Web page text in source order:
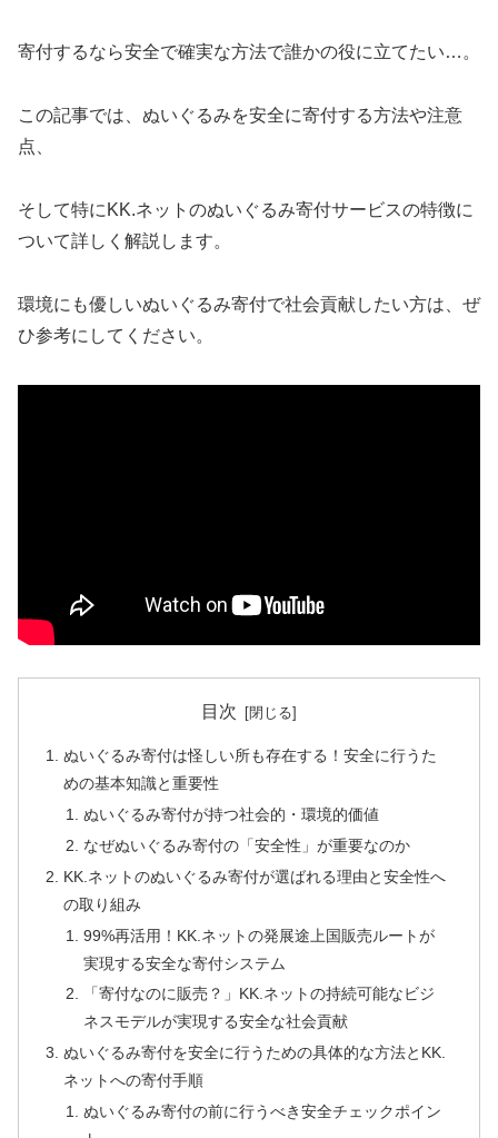
寄付するなら安全で確実な方法で誰かの役に立てたい…。
この記事では、ぬいぐるみを安全に寄付する方法や注意
点、
そして特にKK.ネットのぬいぐるみ寄付サービスの特徴に
ついて詳しく解説します。
環境にも優しいぬいぐるみ寄付で社会貢献したい方は、ぜ
ひ参考にしてください。
目次
ぬいぐるみ寄付は怪しい所も存在する！安全に行うた
めの基本知識と重要性
ぬいぐるみ寄付が持つ社会的・環境的価値
なぜぬいぐるみ寄付の「安全性」が重要なのか
KK.ネットのぬいぐるみ寄付が選ばれる理由と安全性へ
の取り組み
99%再活用！KK.ネットの発展途上国販売ルートが
実現する安全な寄付システム
「寄付なのに販売？」KK.ネットの持続可能なビジ
ネスモデルが実現する安全な社会貢献
ぬいぐるみ寄付を安全に行うための具体的な方法とKK.
ネットへの寄付手順
ぬいぐるみ寄付の前に行うべき安全チェックポイン